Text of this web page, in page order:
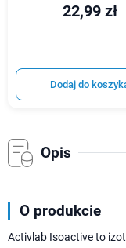
22,99 zł
Dodaj do
Opis
O produkcie
Activlab Isoactive to